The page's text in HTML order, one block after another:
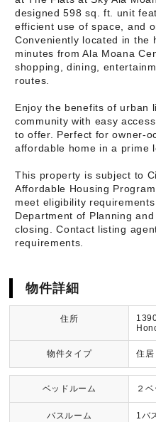
designed 598 sq. ft. unit
efficient use of space, and
Conveniently located in the
minutes from Ala Moana
shopping, dining,
routes.
Enjoy the benefits of urban
community with easy
to offer. Perfect for owner-
affordable home in a prime
This property is subject to
Affordable Housing
meet eligibility
Department of Planning
closing. Contact listing
requirements.
物件詳細
住所
物件タイプ 住居
ベッドルーム ２
バスルーム 1バ